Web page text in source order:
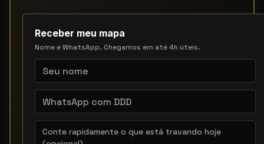
Receber meu mapa
Nome e WhatsApp. Chegamos em até 4h úteis.